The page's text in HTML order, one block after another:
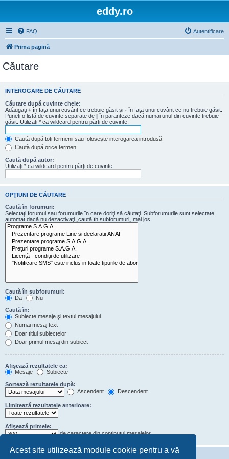
Acest site utilizează module cookie pentru a vă
eddy.ro
FAQ Autentificare
Prima pagină
Căutare
INTEROGARE DE CĂUTARE
Căutare după cuvinte cheie:
Adăugaţi + în faţa unui cuvânt ce trebuie găsit şi - în faţa unui cuvânt ce nu trebuie găsit.
Puneţi o listă de cuvinte separate de | în paranteze dacă numai unul din cuvinte trebuie
găsit. Utilizaţi * ca wildcard pentru părţi de cuvinte.
Caută după toţi termenii sau foloseşte interogarea introdusă
Caută după orice termen
Caută după autor:
Utilizaţi * ca wildcard pentru părţi de cuvinte.
OPŢIUNI DE CĂUTARE
Caută în forumuri:
Selectaţi forumul sau forumurile în care doriţi să căutaţi. Subforumurile sunt selectate
automat dacă nu dezactivaţi „caută în subforumuri„ mai jos.
Caută în subforumuri:
Da
Nu
Caută în:
Subiecte mesaje şi textul mesajului
Numai mesaj text
Doar titlul subiectelor
Doar primul mesaj din subiect
Afişează rezultatele ca:
Mesaje
Subiecte
Sortează rezultatele după:
Ascendent
Descendent
Limitează rezultatele anterioare:
Afişează primele:
de caractere din conţinutul mesajelor